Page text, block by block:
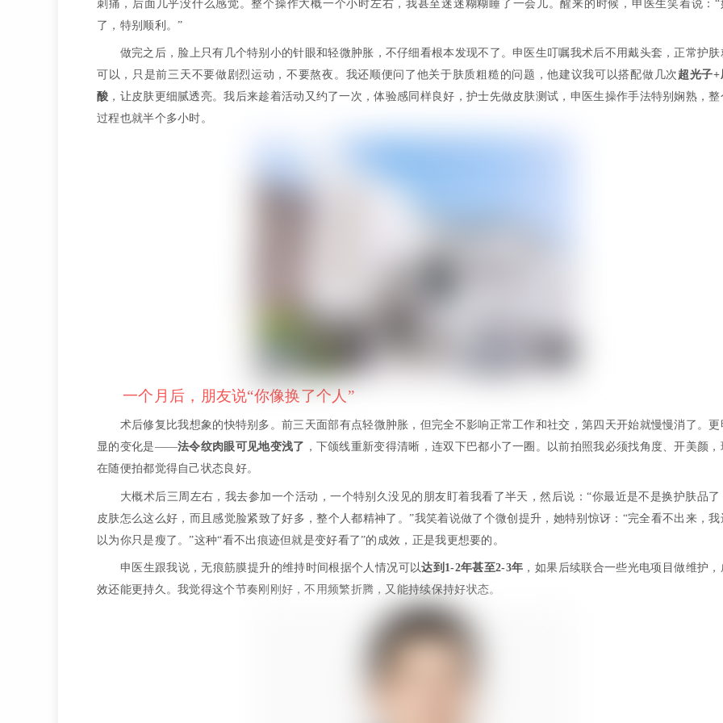
刺痛，后面几乎没什么感觉。整个操作大概一个小时左右，我甚至迷迷糊糊睡了一会儿。醒来的时候，申医生笑着说：“
了，特别顺利。”
做完之后，脸上只有几个特别小的针眼和轻微肿胀，不仔细看根本发现不了。申医生叮嘱我术后不用戴头套，正常护肤
可以，只是前三天不要做剧烈运动，不要熬夜。我还顺便问了他关于肤质粗糙的问题，他建议我可以搭配做几次超光子+
酸 ，让皮肤更细腻透亮。我后来趁着活动又约了一次，体验感同样良好，护士先做皮肤测试，申医生操作手法特别娴熟，整
过程也就半个多小时。
一个月后，朋友说“你像换了个人”
术后修复比我想象的快特别多。前三天面部有点轻微肿胀，但完全不影响正常工作和社交，第四天开始就慢慢消了。更
显的变化是——法令纹肉眼可见地变浅了 ，下颌线重新变得清晰，连双下巴都小了一圈。以前拍照我必须找角度、开美颜，
在随便拍都觉得自己状态良好。
大概术后三周左右，我去参加一个活动，一个特别久没见的朋友盯着我看了半天，然后说：“你最近是不是换护肤品了
皮肤怎么这么好，而且感觉脸紧致了好多，整个人都精神了。”我笑着说做了个微创提升，她特别惊讶：“完全看不出来，我
以为你只是瘦了。”这种“看不出痕迹但就是变好看了”的成效，正是我更想要的。
申医生跟我说，无痕筋膜提升的维持时间根据个人情况可以达到1-2年甚至2-3年 ，如果后续联合一些光电项目做维护，
效还能更持久。我觉得这个节奏刚刚好，不用频繁折腾，又能持续保持好状态。